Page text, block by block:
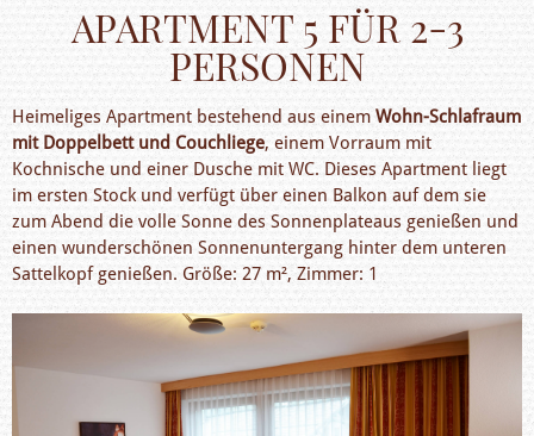
APARTMENT 5 FÜR 2-3
PERSONEN
Heimeliges Apartment bestehend aus einem Wohn-Schlafraum
mit Doppelbett und Couchliege, einem Vorraum mit
Kochnische und einer Dusche mit WC. Dieses Apartment liegt
im ersten Stock und verfügt über einen Balkon auf dem sie
zum Abend die volle Sonne des Sonnenplateaus genießen und
einen wunderschönen Sonnenuntergang hinter dem unteren
Sattelkopf genießen. Größe: 27 m², Zimmer: 1